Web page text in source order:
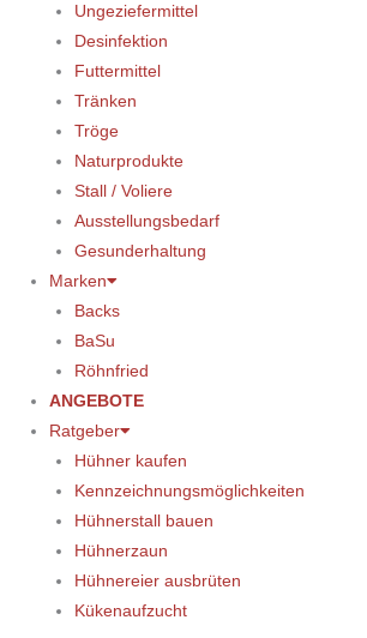
Ungeziefermittel
Desinfektion
Futtermittel
Tränken
Tröge
Naturprodukte
Stall / Voliere
Ausstellungsbedarf
Gesunderhaltung
Marken
Backs
BaSu
Röhnfried
ANGEBOTE
Ratgeber
Hühner kaufen
Kennzeichnungsmöglichkeiten
Hühnerstall bauen
Hühnerzaun
Hühnereier ausbrüten
Kükenaufzucht